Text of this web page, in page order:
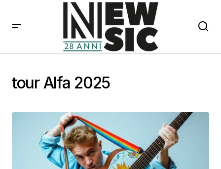
tour Alfa 2025